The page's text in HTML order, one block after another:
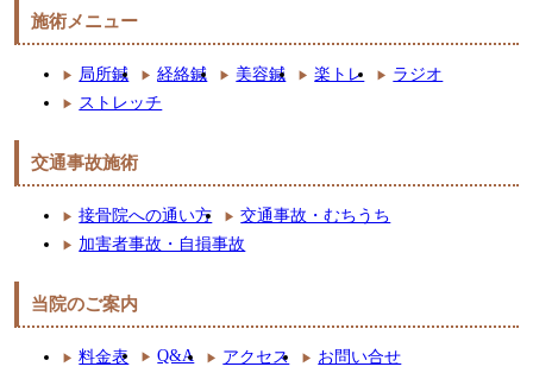
施術メニュー
局所鍼 経絡鍼 美容鍼 楽トレ
ラジオ
ストレッチ
交通事故施術
接骨院への通い方
交通事故・むちうち
加害者事故・自損事故
当院のご案内
料金表 Q&A アクセス お問い合せ